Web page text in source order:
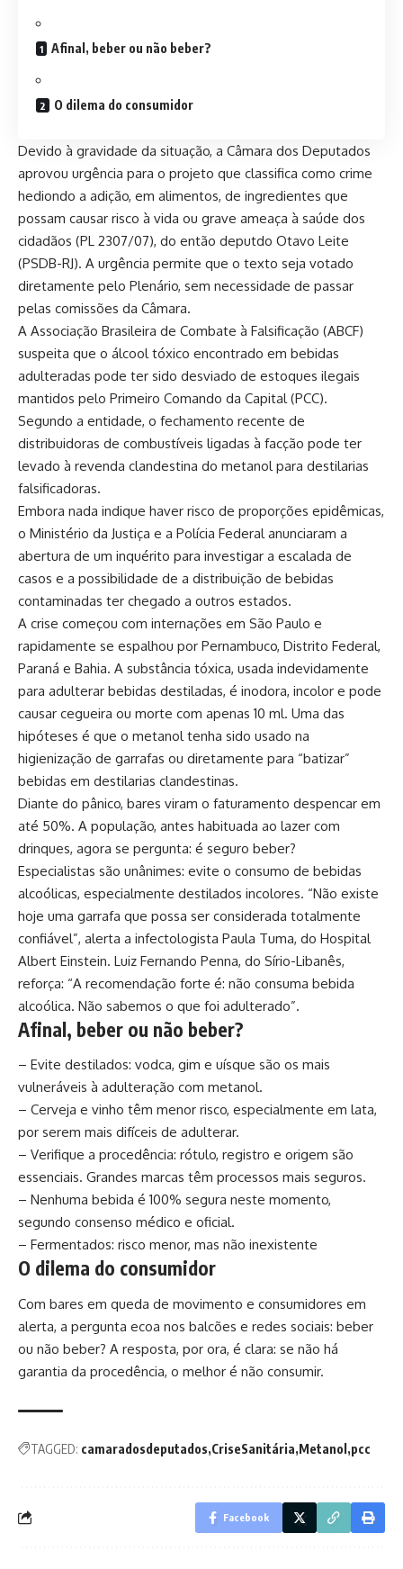
Afinal, beber ou não beber?
O dilema do consumidor
Devido à gravidade da situação, a Câmara dos Deputados
aprovou urgência para o projeto que classifica como crime
hediondo a adição, em alimentos, de ingredientes que
possam causar risco à vida ou grave ameaça à saúde dos
cidadãos (PL 2307/07), do então deputdo Otavo Leite
(PSDB-RJ). A urgência permite que o texto seja votado
diretamente pelo Plenário, sem necessidade de passar
pelas comissões da Câmara.
A Associação Brasileira de Combate à Falsificação (ABCF)
suspeita que o álcool tóxico encontrado em bebidas
adulteradas pode ter sido desviado de estoques ilegais
mantidos pelo Primeiro Comando da Capital (PCC).
Segundo a entidade, o fechamento recente de
distribuidoras de combustíveis ligadas à facção pode ter
levado à revenda clandestina do metanol para destilarias
falsificadoras.
Embora nada indique haver risco de proporções epidêmicas,
o Ministério da Justiça e a Polícia Federal anunciaram a
abertura de um inquérito para investigar a escalada de
casos e a possibilidade de a distribuição de bebidas
contaminadas ter chegado a outros estados.
A crise começou com internações em São Paulo e
rapidamente se espalhou por Pernambuco, Distrito Federal,
Paraná e Bahia. A substância tóxica, usada indevidamente
para adulterar bebidas destiladas, é inodora, incolor e pode
causar cegueira ou morte com apenas 10 ml. Uma das
hipóteses é que o metanol tenha sido usado na
higienização de garrafas ou diretamente para “batizar”
bebidas em destilarias clandestinas.
Diante do pânico, bares viram o faturamento despencar em
até 50%. A população, antes habituada ao lazer com
drinques, agora se pergunta: é seguro beber?
Especialistas são unânimes: evite o consumo de bebidas
alcoólicas, especialmente destilados incolores. “Não existe
hoje uma garrafa que possa ser considerada totalmente
confiável”, alerta a infectologista Paula Tuma, do Hospital
Albert Einstein. Luiz Fernando Penna, do Sírio-Libanês,
reforça: “A recomendação forte é: não consuma bebida
alcoólica. Não sabemos o que foi adulterado”.
Afinal, beber ou não beber?
– Evite destilados: vodca, gim e uísque são os mais
vulneráveis à adulteração com metanol.
– Cerveja e vinho têm menor risco, especialmente em lata,
por serem mais difíceis de adulterar.
– Verifique a procedência: rótulo, registro e origem são
essenciais. Grandes marcas têm processos mais seguros.
– Nenhuma bebida é 100% segura neste momento,
segundo consenso médico e oficial.
– Fermentados: risco menor, mas não inexistente
O dilema do consumidor
Com bares em queda de movimento e consumidores em
alerta, a pergunta ecoa nos balcões e redes sociais: beber
ou não beber? A resposta, por ora, é clara: se não há
garantia da procedência, o melhor é não consumir.
TAGGED: camaradosdeputados CriseSanitária Metanol pcc
Facebook